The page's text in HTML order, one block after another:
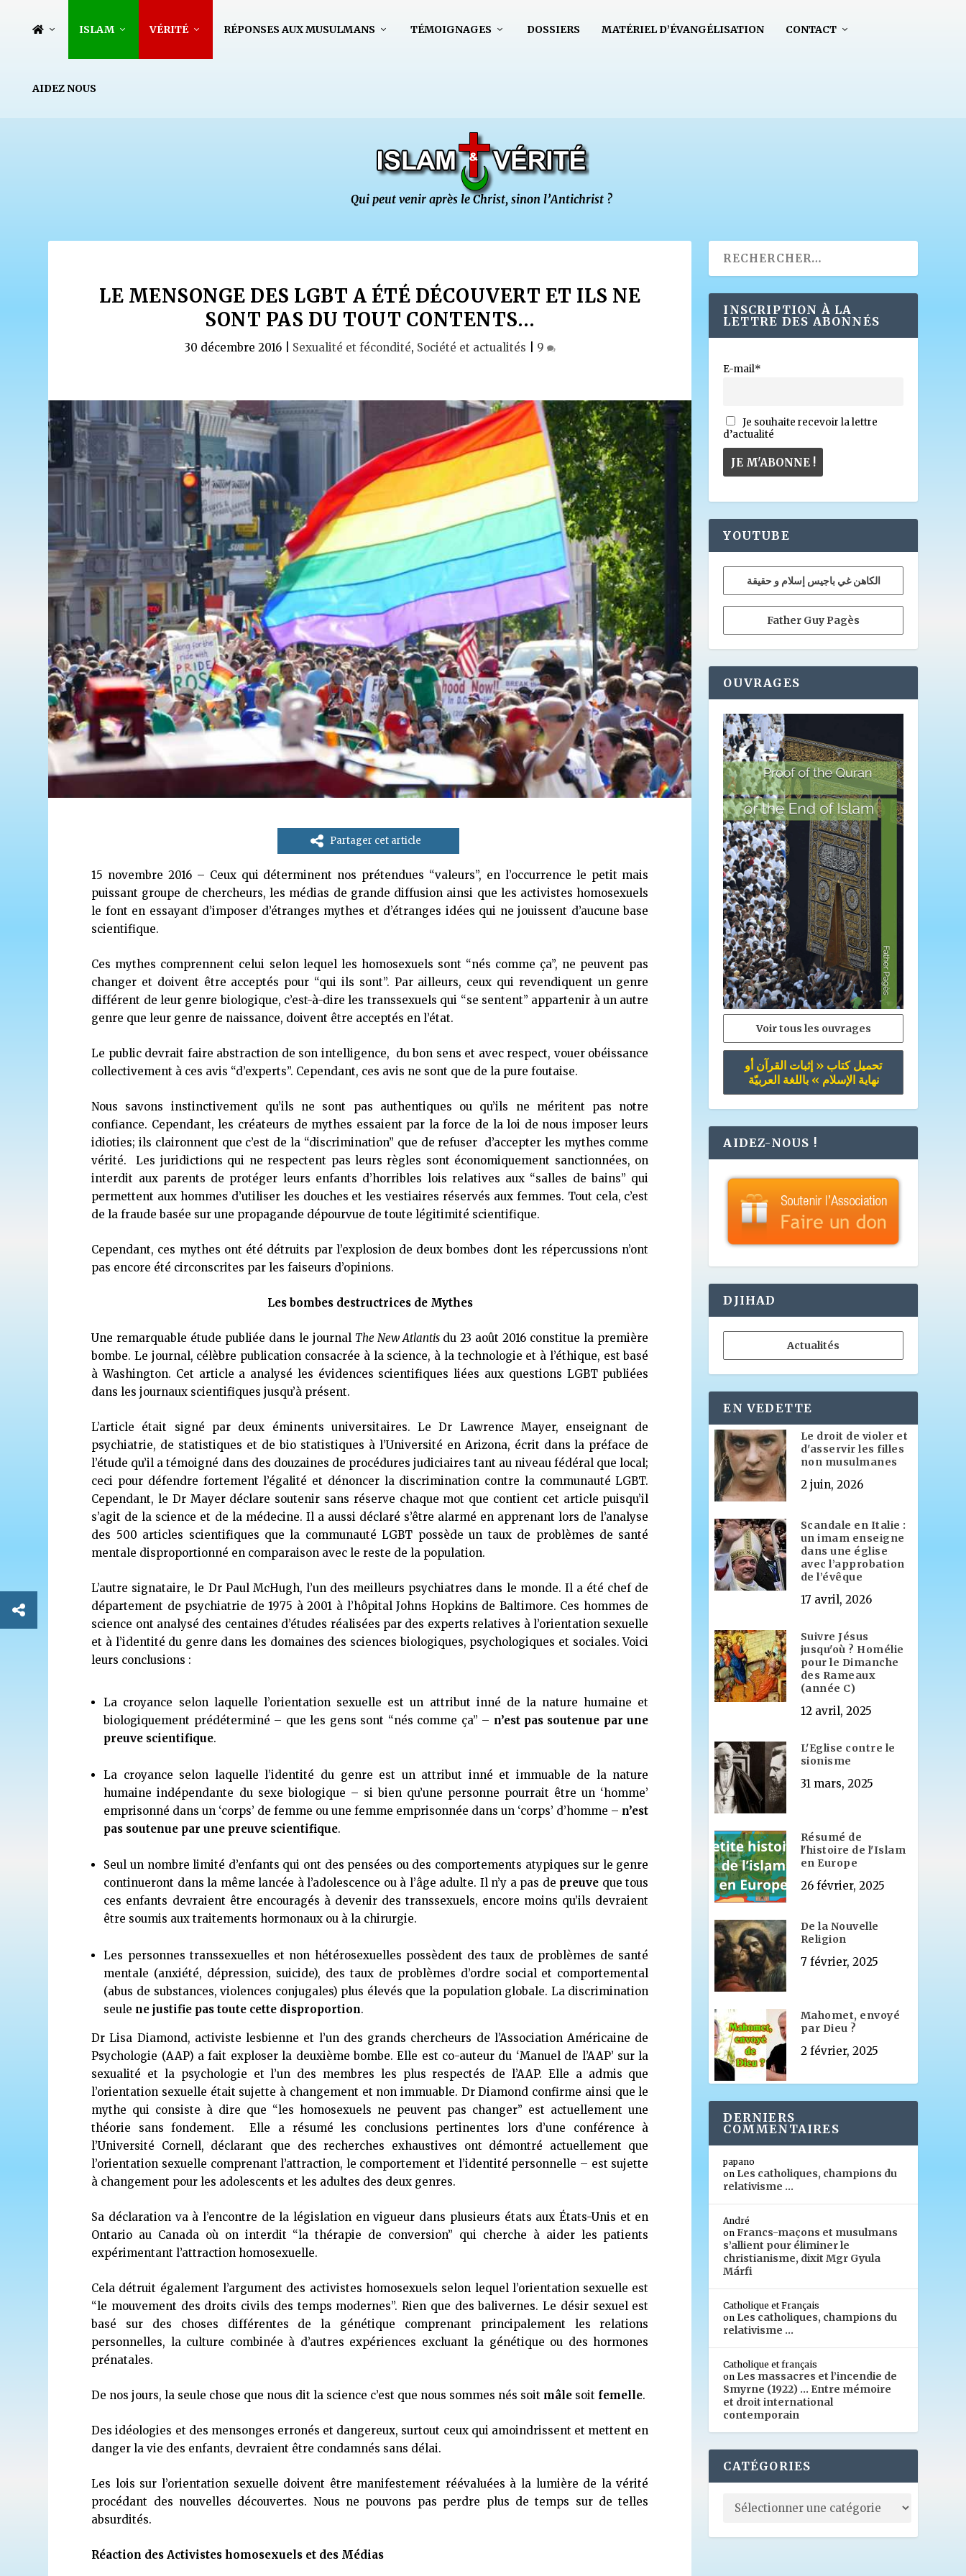
ISLAM VÉRITÉ RÉPONSES AUX MUSULMANS TÉMOIGNAGES DOSSIERS MATÉRIEL D’ÉVANGÉLISATION CONTACT
AIDEZ NOUS
LE MENSONGE DES LGBT A ÉTÉ DÉCOUVERT ET ILS NE
SONT PAS DU TOUT CONTENTS…
30 décembre 2016| Sexualité et fécondité, Société et actualités 9
Partager cet article
15 novembre 2016 – Ceux qui déterminent nos prétendues “valeurs”, en l’occurrence le petit mais
puissant groupe de chercheurs, les médias de grande diffusion ainsi que les activistes homosexuels
le font en essayant d’imposer d’étranges mythes et d’étranges idées qui ne jouissent d’aucune base
scientifique.
Ces mythes comprennent celui selon lequel les homosexuels sont “nés comme ça”, ne peuvent pas
changer et doivent être acceptés pour “qui ils sont”. Par ailleurs, ceux qui revendiquent un genre
différent de leur genre biologique, c’est-à-dire les transsexuels qui “se sentent” appartenir à un autre
genre que leur genre de naissance, doivent être acceptés en l’état.
Le public devrait faire abstraction de son intelligence, du bon sens et avec respect, vouer obéissance
collectivement à ces avis “d’experts”. Cependant, ces avis ne sont que de la pure foutaise.
Nous savons instinctivement qu’ils ne sont pas authentiques ou qu’ils ne méritent pas notre
confiance. Cependant, les créateurs de mythes essaient par la force de la loi de nous imposer leurs
idioties; ils claironnent que c’est de la “discrimination” que de refuser d’accepter les mythes comme
vérité. Les juridictions qui ne respectent pas leurs règles sont économiquement sanctionnées, on
interdit aux parents de protéger leurs enfants d’horribles lois relatives aux “salles de bains” qui
permettent aux hommes d’utiliser les douches et les vestiaires réservés aux femmes. Tout cela, c’est
de la fraude basée sur une propagande dépourvue de toute légitimité scientifique.
Cependant, ces mythes ont été détruits par l’explosion de deux bombes dont les répercussions n’ont
pas encore été circonscrites par les faiseurs d’opinions.
Les bombes destructrices de Mythes
Une remarquable étude publiée dans le journal The New Atlantis du 23 août 2016 constitue la première
bombe. Le journal, célèbre publication consacrée à la science, à la technologie et à l’éthique, est basé
à Washington. Cet article a analysé les évidences scientifiques liées aux questions LGBT publiées
dans les journaux scientifiques jusqu’à présent.
L’article était signé par deux éminents universitaires. Le Dr Lawrence Mayer, enseignant de
psychiatrie, de statistiques et de bio statistiques à l’Université en Arizona, écrit dans la préface de
l’étude qu’il a témoigné dans des douzaines de procédures judiciaires tant au niveau fédéral que local;
ceci pour défendre fortement l’égalité et dénoncer la discrimination contre la communauté LGBT.
Cependant, le Dr Mayer déclare soutenir sans réserve chaque mot que contient cet article puisqu’il
s’agit de la science et de la médecine. Il a aussi déclaré s’être alarmé en apprenant lors de l’analyse
des 500 articles scientifiques que la communauté LGBT possède un taux de problèmes de santé
mentale disproportionné en comparaison avec le reste de la population.
L’autre signataire, le Dr Paul McHugh, l’un des meilleurs psychiatres dans le monde. Il a été chef de
département de psychiatrie de 1975 à 2001 à l’hôpital Johns Hopkins de Baltimore. Ces hommes de
science ont analysé des centaines d’études réalisées par des experts relatives à l’orientation sexuelle
et à l’identité du genre dans les domaines des sciences biologiques, psychologiques et sociales. Voici
leurs conclusions :
La croyance selon laquelle l’orientation sexuelle est un attribut inné de la nature humaine et
biologiquement prédéterminé – que les gens sont “nés comme ça” – n’est pas soutenue par une
preuve scientifique.
La croyance selon laquelle l’identité du genre est un attribut inné et immuable de la nature
humaine indépendante du sexe biologique – si bien qu’une personne pourrait être un ‘homme’
emprisonné dans un ‘corps’ de femme ou une femme emprisonnée dans un ‘corps’ d’homme – n’est
pas soutenue par une preuve scientifique.
Seul un nombre limité d’enfants qui ont des pensées ou des comportements atypiques sur le genre
continueront dans la même lancée à l’adolescence ou à l’âge adulte. Il n’y a pas de preuve que tous
ces enfants devraient être encouragés à devenir des transsexuels, encore moins qu’ils devraient
être soumis aux traitements hormonaux ou à la chirurgie.
Les personnes transsexuelles et non hétérosexuelles possèdent des taux de problèmes de santé
mentale (anxiété, dépression, suicide), des taux de problèmes d’ordre social et comportemental
(abus de substances, violences conjugales) plus élevés que la population globale. La discrimination
seule ne justifie pas toute cette disproportion.
Dr Lisa Diamond, activiste lesbienne et l’un des grands chercheurs de l’Association Américaine de
Psychologie (AAP) a fait exploser la deuxième bombe. Elle est co-auteur du ‘Manuel de l’AAP’ sur la
sexualité et la psychologie et l’un des membres les plus respectés de l’AAP. Elle a admis que
l’orientation sexuelle était sujette à changement et non immuable. Dr Diamond confirme ainsi que le
mythe qui consiste à dire que “les homosexuels ne peuvent pas changer” est actuellement une
théorie sans fondement. Elle a résumé les conclusions pertinentes lors d’une conférence à
l’Université Cornell, déclarant que des recherches exhaustives ont démontré actuellement que
l’orientation sexuelle comprenant l’attraction, le comportement et l’identité personnelle – est sujette
à changement pour les adolescents et les adultes des deux genres.
Sa déclaration va à l’encontre de la législation en vigueur dans plusieurs états aux États-Unis et en
Ontario au Canada où on interdit “la thérapie de conversion” qui cherche à aider les patients
expérimentant l’attraction homosexuelle.
Cela détruit également l’argument des activistes homosexuels selon lequel l’orientation sexuelle est
“le mouvement des droits civils des temps modernes”. Rien que des balivernes. Le désir sexuel est
basé sur des choses différentes de la génétique comprenant principalement les relations
personnelles, la culture combinée à d’autres expériences excluant la génétique ou des hormones
prénatales.
De nos jours, la seule chose que nous dit la science c’est que nous sommes nés soit mâle soit femelle.
Des idéologies et des mensonges erronés et dangereux, surtout ceux qui amoindrissent et mettent en
danger la vie des enfants, devraient être condamnés sans délai.
Les lois sur l’orientation sexuelle doivent être manifestement réévaluées à la lumière de la vérité
procédant des nouvelles découvertes. Nous ne pouvons pas perdre plus de temps sur de telles
absurdités.
Réaction des Activistes homosexuels et des Médias
INSCRIPTION À LA
LETTRE DES ABONNÉS
E-mail*
Je souhaite recevoir la lettre
d’actualité
YOUTUBE
الكاهن غي باجيس إسلام و حقيقة
Father Guy Pagès
OUVRAGES
Voir tous les ouvrages
تحميل كتاب « إثبات القرآن أو
نهاية الإسلام » باللغة العربيّة
AIDEZ-NOUS !
DJIHAD
Actualités
EN VEDETTE
Le droit de violer et
d'asservir les filles
non musulmanes
2 juin, 2026
Scandale en Italie :
un imam enseigne
dans une église
avec l’approbation
de l’évêque
17 avril, 2026
Suivre Jésus
jusqu'où ? Homélie
pour le Dimanche
des Rameaux
(année C)
12 avril, 2025
L'Eglise contre le
sionisme
31 mars, 2025
Résumé de
l'histoire de l'Islam
en Europe
26 février, 2025
De la Nouvelle
Religion
7 février, 2025
Mahomet, envoyé
par Dieu ?
2 février, 2025
DERNIERS
COMMENTAIRES
papano
on Les catholiques, champions du
relativisme …
André
onFrancs-maçons et musulmans
s’allient pour éliminer le
christianisme, dixit Mgr Gyula
Márfi
Catholique et Français
on Les catholiques, champions du
relativisme …
Catholique et français
on Les massacres et l’incendie de
Smyrne (1922) … Entre mémoire
et droit international
contemporain
CATÉGORIES